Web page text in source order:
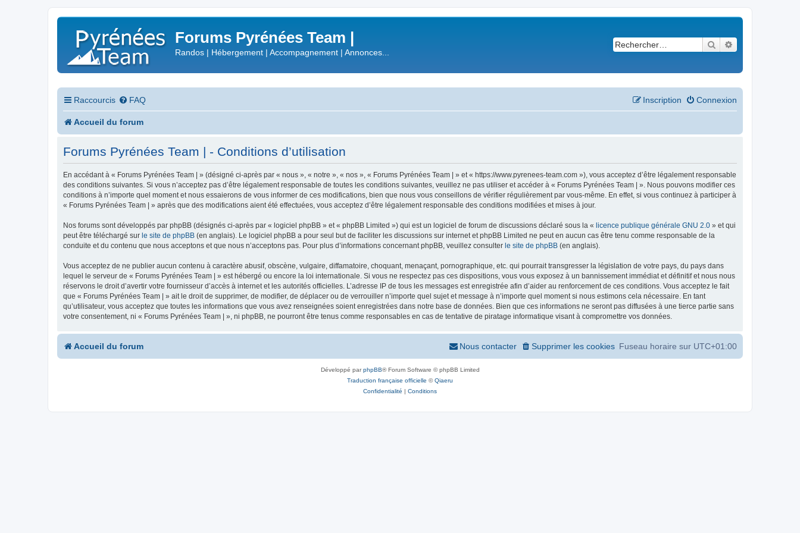
Forums Pyrénées Team |
Randos | Hébergement | Accompagnement | Annonces...
Rechercher
Raccourcis FAQ Connexion
Inscription
Accueil du forum
Forums Pyrénées Team | - Conditions d’utilisation
En accédant à « Forums Pyrénées Team | » (désigné ci-après par « nous », « notre », « nos », « Forums Pyrénées Team | » et « https://www.pyrenees-team.com »), vous acceptez d’être légalement responsable
des conditions suivantes. Si vous n’acceptez pas d’être légalement responsable de toutes les conditions suivantes, veuillez ne pas utiliser et accéder à « Forums Pyrénées Team | ». Nous pouvons modifier ces
conditions à n’importe quel moment et nous essaierons de vous informer de ces modifications, bien que nous vous conseillons de vérifier régulièrement par vous-même. En effet, si vous continuez à participer à
« Forums Pyrénées Team | » après que des modifications aient été effectuées, vous acceptez d’être légalement responsable des conditions modifiées et mises à jour.
Nos forums sont développés par phpBB (désignés ci-après par « logiciel phpBB » et « phpBB Limited ») qui est un logiciel de forum de discussions déclaré sous la « licence publique générale GNU 2.0 » et qui
peut être téléchargé sur le site de phpBB (en anglais). Le logiciel phpBB a pour seul but de faciliter les discussions sur internet et phpBB Limited ne peut en aucun cas être tenu comme responsable de la
conduite et du contenu que nous acceptons et que nous n’acceptons pas. Pour plus d’informations concernant phpBB, veuillez consulter le site de phpBB (en anglais).
Vous acceptez de ne publier aucun contenu à caractère abusif, obscène, vulgaire, diffamatoire, choquant, menaçant, pornographique, etc. qui pourrait transgresser la législation de votre pays, du pays dans
lequel le serveur de « Forums Pyrénées Team | » est hébergé ou encore la loi internationale. Si vous ne respectez pas ces dispositions, vous vous exposez à un bannissement immédiat et définitif et nous nous
réservons le droit d’avertir votre fournisseur d’accès à internet et les autorités officielles. L’adresse IP de tous les messages est enregistrée afin d’aider au renforcement de ces conditions. Vous acceptez le fait
que « Forums Pyrénées Team | » ait le droit de supprimer, de modifier, de déplacer ou de verrouiller n’importe quel sujet et message à n’importe quel moment si nous estimons cela nécessaire. En tant
qu’utilisateur, vous acceptez que toutes les informations que vous avez renseignées soient enregistrées dans notre base de données. Bien que ces informations ne seront pas diffusées à une tierce partie sans
votre consentement, ni « Forums Pyrénées Team | », ni phpBB, ne pourront être tenus comme responsables en cas de tentative de piratage informatique visant à compromettre vos données.
Accueil du forum Fuseau horaire sur UTC+01:00
Supprimer les cookies
Nous contacter
Développé parphpBB® Forum Software © phpBB Limited
Traduction française officielle ©Qiaeru
Confidentialité | Conditions